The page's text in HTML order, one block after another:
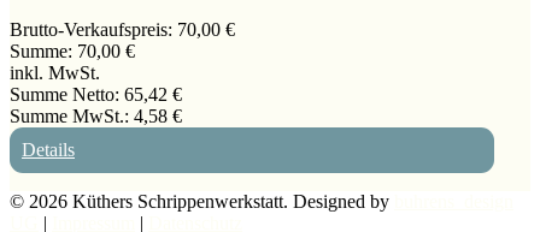
Brutto-Verkaufspreis: 70,00 €
Summe: 70,00 €
inkl. MwSt.
Summe Netto: 65,42 €
Summe MwSt.: 4,58 €
Details
© 2026 Küthers Schrippenwerkstatt. Designed by
| |